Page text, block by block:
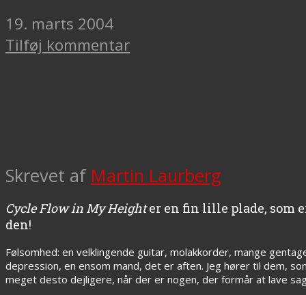
19. marts 2004
Tilføj kommentar
Skrevet af Martin Laurberg
Cycle Flow in My Heighter en fin lille plade, som
den!
Følsomhed: en velklingende guitar, molakkorder, mange
depression, en ensom mand, det er aften. Jeg hører til dem,
meget desto dejligere, når der er nogen, der formår at lave